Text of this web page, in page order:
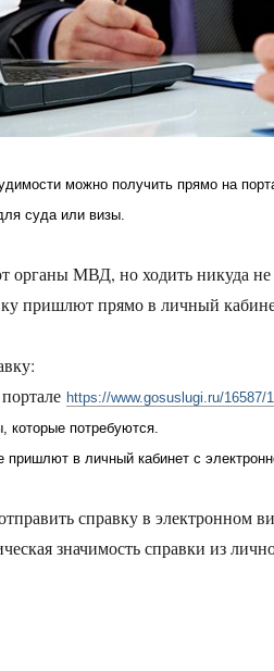
можно получить прямо на
суда или визы.
органы МВД, но ходить никуда
пришлют прямо в личный
https://www.gosuslugi.ru/16587/1
которые потребуются.
пришлют в личный кабинет с
справку в электронном
значимость справки из